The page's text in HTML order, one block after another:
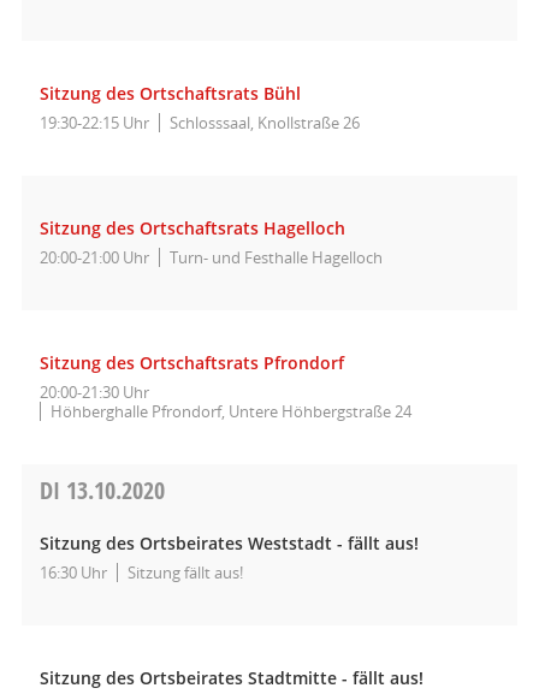
Sitzung des Ortschaftsrats Bühl
19:30-22:15 Uhr Schlosssaal, Knollstraße 26
Sitzung des Ortschaftsrats Hagelloch
20:00-21:00 Uhr Turn- und Festhalle Hagelloch
Sitzung des Ortschaftsrats Pfrondorf
20:00-21:30 Uhr
Höhberghalle Pfrondorf, Untere Höhbergstraße 24
DI 13.10.2020
Sitzung des Ortsbeirates Weststadt - fällt aus!
16:30 Uhr Sitzung fällt aus!
Sitzung des Ortsbeirates Stadtmitte - fällt aus!